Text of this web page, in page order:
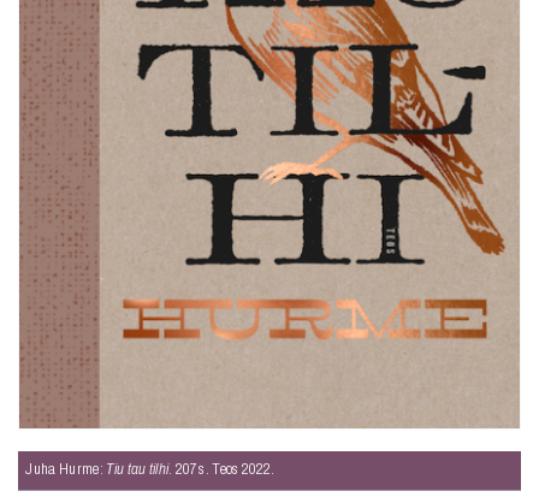
Juha Hurme: Tiu tau tilhi. 207 s. Teos 2022.